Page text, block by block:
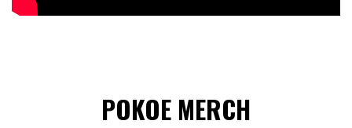
POKOE MERCH